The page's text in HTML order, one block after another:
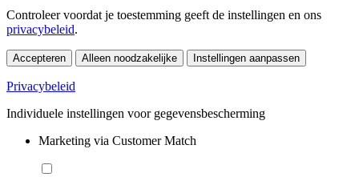
Controleer voordat je toestemming geeft de instellingen en ons
privacybeleid.
Accepteren Alleen noodzakelijke Instellingen aanpassen
Privacybeleid
Individuele instellingen voor gegevensbescherming
Marketing via Customer Match